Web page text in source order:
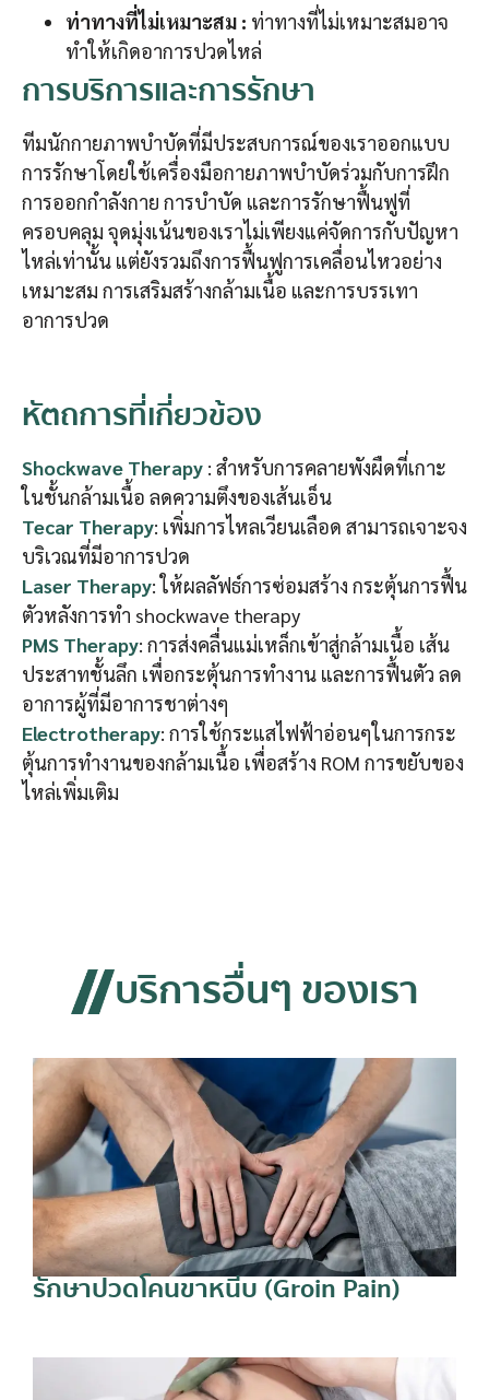
ท่าทางที่ไม่เหมาะสม : ท่าทางที่ไม่เหมาะสมอาจ
ทำให้เกิดอาการปวดไหล่
การบริการและการรักษา
ทีมนักกายภาพบำบัดที่มีประสบการณ์ของเราออกแบบ
การรักษาโดยใช้เครื่องมือกายภาพบำบัดร่วมกับการฝึก
การออกกำลังกาย การบำบัด และการรักษาฟื้นฟูที่
ครอบคลุม จุดมุ่งเน้นของเราไม่เพียงแค่จัดการกับปัญหา
ไหล่เท่านั้น แต่ยังรวมถึงการฟื้นฟูการเคลื่อนไหวอย่าง
เหมาะสม การเสริมสร้างกล้ามเนื้อ และการบรรเทา
อาการปวด
หัตถการที่เกี่ยวข้อง
Shockwave Therapy : สำหรับการคลายพังผืดที่เกาะ
ในชั้นกล้ามเนื้อ ลดความตึงของเส้นเอ็น
Tecar Therapy: เพิ่มการไหลเวียนเลือด สามารถเจาะจง
บริเวณที่มีอาการปวด
Laser Therapy: ให้ผลลัฟธ์การซ่อมสร้าง กระตุ้นการฟื้น
ตัวหลังการทำ shockwave therapy
PMS Therapy: การส่งคลื่นแม่เหล็กเข้าสู่กล้ามเนื้อ เส้น
ประสาทชั้นลึก เพื่อกระตุ้นการทำงาน และการฟื้นตัว ลด
อาการผู้ที่มีอาการชาต่างๆ
Electrotherapy: การใช้กระแสไฟฟ้าอ่อนๆในการกระ
ตุ้นการทำงานของกล้ามเนื้อ เพื่อสร้าง ROM การขยับของ
ไหล่เพิ่มเติม
บริการอื่นๆ ของเรา
รักษาปวดโคนขาหนีบ (Groin Pain)